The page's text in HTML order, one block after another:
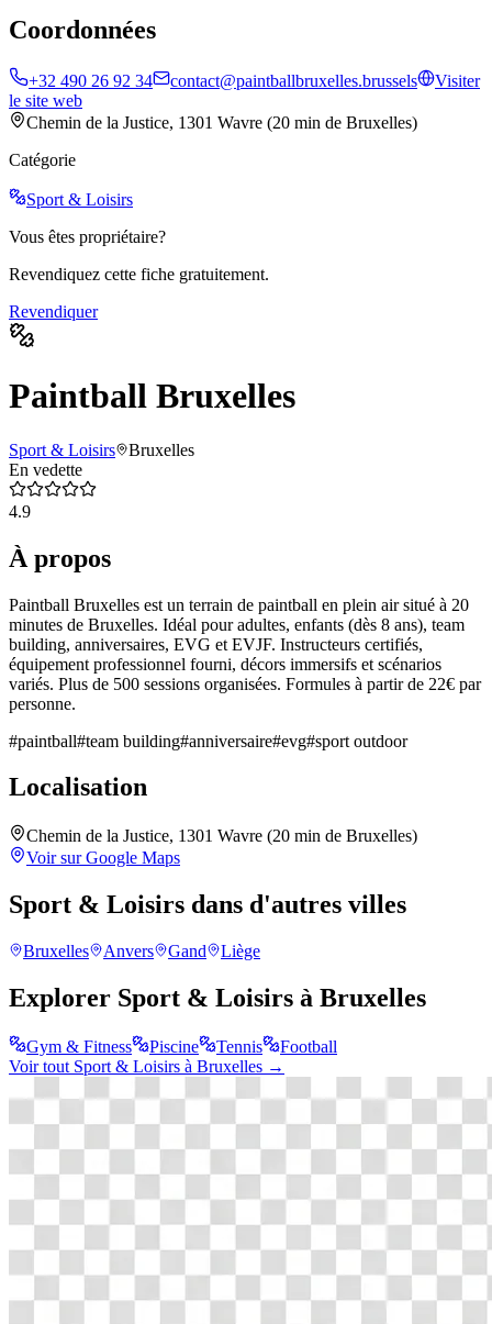
Coordonnées
+32 490 26 92 34 contact@paintballbruxelles.brussels
Visiter
le site web
Chemin de la Justice, 1301 Wavre (20 min de Bruxelles)
Catégorie
Sport & Loisirs
Vous êtes propriétaire?
Revendiquez cette fiche gratuitement.
Revendiquer
Paintball Bruxelles
Sport & Loisirs
Bruxelles
En vedette
4.9
À propos
Paintball Bruxelles est un terrain de paintball en plein air situé à 20
minutes de Bruxelles. Idéal pour adultes, enfants (dès 8 ans), team
building, anniversaires, EVG et EVJF. Instructeurs certifiés,
équipement professionnel fourni, décors immersifs et scénarios
variés. Plus de 500 sessions organisées. Formules à partir de 22€ par
personne.
#paintball#team building#anniversaire#evg#sport outdoor
Localisation
Chemin de la Justice, 1301 Wavre (20 min de Bruxelles)
Voir sur Google Maps
Sport & Loisirs dans d'autres villes
Bruxelles Anvers Gand Liège
Explorer Sport & Loisirs à Bruxelles
Gym & Fitness Piscine Tennis
Football
Voir tout Sport & Loisirs à Bruxelles →